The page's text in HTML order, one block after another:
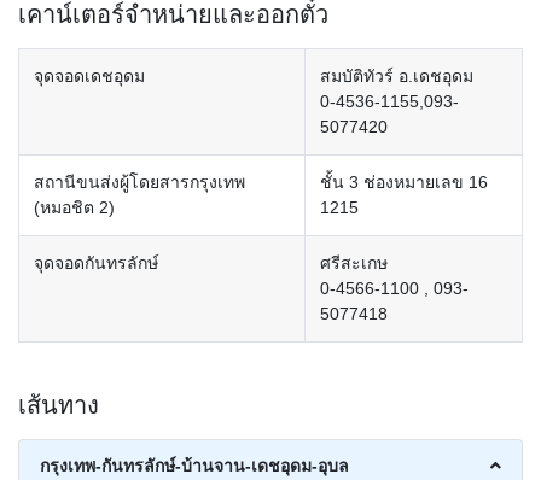
เคาน์เตอร์จำหน่ายและออกตั๋ว
จุดจอดเดชอุดม
สมบัติทัวร์ อ.เดชอุดม
0-4536-1155,093-
5077420
สถานีขนส่งผู้โดยสารกรุงเทพ
(หมอชิต 2)
ชั้น 3 ช่องหมายเลข 16
1215
จุดจอดกันทรลักษ์
ศรีสะเกษ
0-4566-1100 , 093-
5077418
เส้นทาง
กรุงเทพ-กันทรลักษ์-บ้านจาน-เดชอุดม-อุบล